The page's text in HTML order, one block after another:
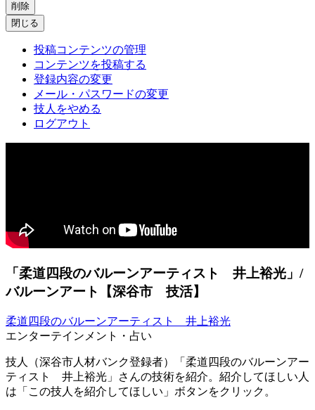
削除
閉じる
投稿コンテンツの管理
コンテンツを投稿する
登録内容の変更
メール・パスワードの変更
技人をやめる
ログアウト
「柔道四段のバルーンアーティスト 井上裕光」/
バルーンアート【深谷市 技活】
柔道四段のバルーンアーティスト 井上裕光
エンターテインメント・占い
技人（深谷市人材バンク登録者）「柔道四段のバルーンアー
ティスト 井上裕光」さんの技術を紹介。紹介してほしい人
は「この技人を紹介してほしい」ボタンをクリック。